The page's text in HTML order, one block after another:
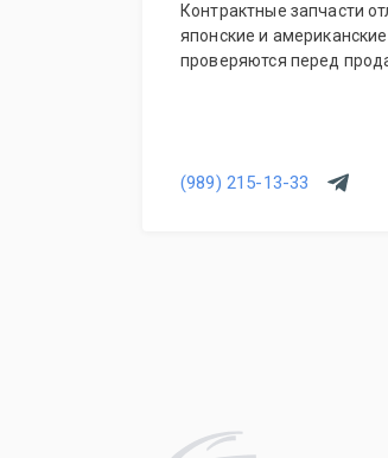
Контрактные запчасти
японские и
проверяются перед
(989) 215-13-33